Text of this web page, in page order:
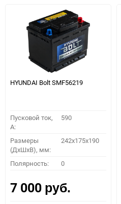
HYUNDAI Bolt SMF56219
Пусковой ток,
A:
590
Размеры
(ДхШхВ), мм:
242x175x190
Полярность: 0
7 000 руб.